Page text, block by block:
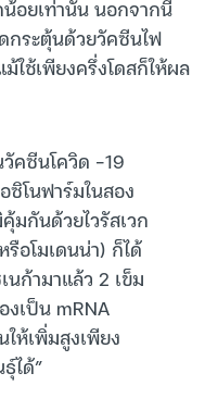
อยเท่านั้น นอกจากนี้
กระตุ้นด้วยวัคซีนไฟ
ใช้เพียงครึ่งโดสก็ให้ผล
คซีนโควิด -19
โนฟาร์มในสอง
มกันด้วยไวรัสเวก
รือโมเดนน่า) ก็ได้
ก้ามาแล้ว 2 เข็ม
เป็น mRNA
ห้เพิ่มสูงเพียง
ได้”